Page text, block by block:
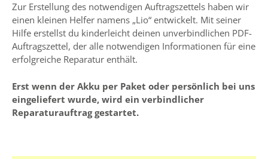
Zur Erstellung des notwendigen Auftragszettels haben wir
einen kleinen Helfer namens „Lio“ entwickelt. Mit seiner
Hilfe erstellst du kinderleicht deinen unverbindlichen PDF-
Auftragszettel, der alle notwendigen Informationen für eine
erfolgreiche Reparatur enthält.
Erst wenn der Akku per Paket oder persönlich bei uns
eingeliefert wurde, wird ein verbindlicher
Reparaturauftrag gestartet.